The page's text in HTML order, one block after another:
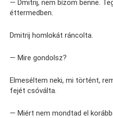
— Dmitrij, nem bízom benne.
éttermedben.
Dmitrij homlokát ráncolta.
— Mire gondolsz?
Elmeséltem neki, mi történt,
fejét csóválta.
— Miért nem mondtad el